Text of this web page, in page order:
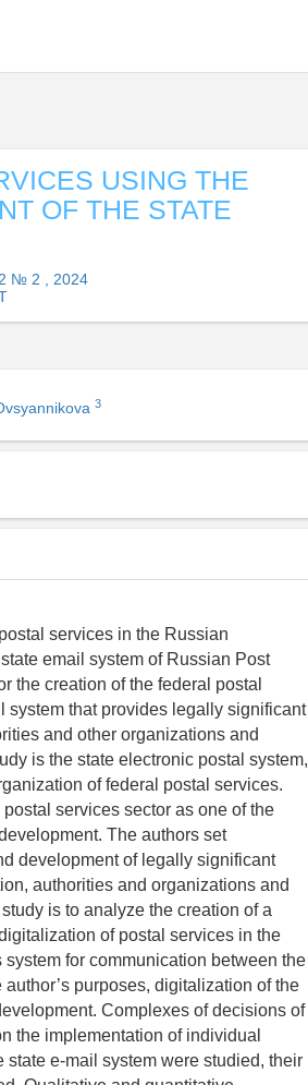
USING THE
OF THE STATE
№ 2 , 2024
3
services in the Russian
email system of Russian Post
the creation of the federal postal
system that provides legally significant
and other organizations and
is the state electronic postal system,
of federal postal services.
services sector as one of the
The authors set
development of legally significant
authorities and organizations and
is to analyze the creation of a
of postal services in the
for communication between the
purposes, digitalization of the
Complexes of decisions of
the implementation of individual
e-mail system were studied, their